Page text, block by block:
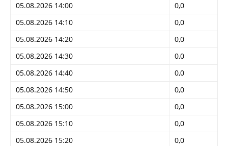
05.08.2026 14:00
0,0
05.08.2026 14:10
0,0
05.08.2026 14:20
0,0
05.08.2026 14:30
0,0
05.08.2026 14:40
0,0
05.08.2026 14:50
0,0
05.08.2026 15:00
0,0
05.08.2026 15:10
0,0
05.08.2026 15:20
0,0